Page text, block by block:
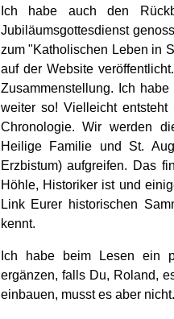
Ich habe auch den
Jubiläumsgottesdienst
zum "Katholischen Leben in
auf der Website
Zusammenstellung. Ich
weiter so! Vielleicht
Chronologie. Wir werden
Heilige Familie und St.
Erzbistum) aufgreifen. Das
Höhle, Historiker ist und
Link Eurer historischen
kennt.
Ich habe beim Lesen ein
ergänzen, falls Du, Roland,
einbauen, musst es aber